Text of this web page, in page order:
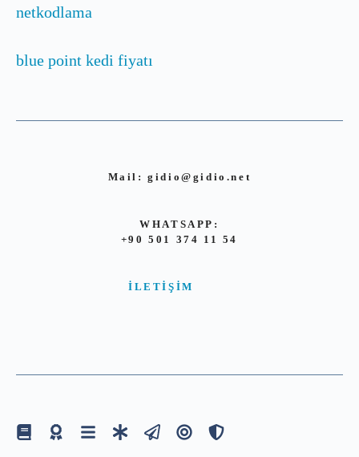
netkodlama
blue point kedi fiyatı
Mail: gidio@gidio.net
WHATSAPP:
+90 501 374 11 54
İLETIŞIM